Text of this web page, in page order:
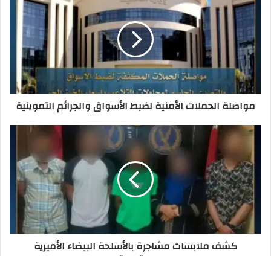
مواصلة الحملات الأمنية لضبط الأسواق والجرائم التموينية
كشف ملابسات مشاجرة بالأسلحة البيضاء الأميرية